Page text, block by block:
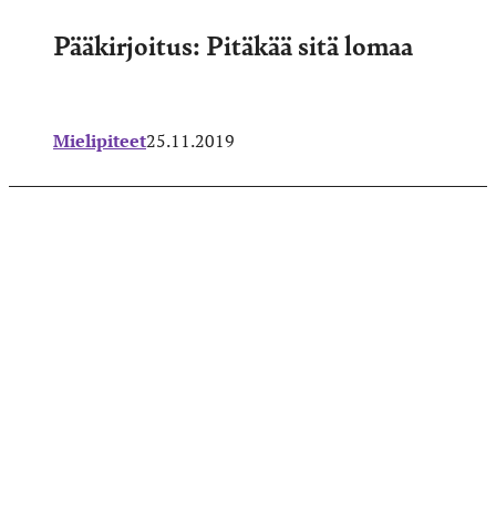
Pääkirjoitus: Pitäkää sitä lomaa
Mielipiteet25.11.2019